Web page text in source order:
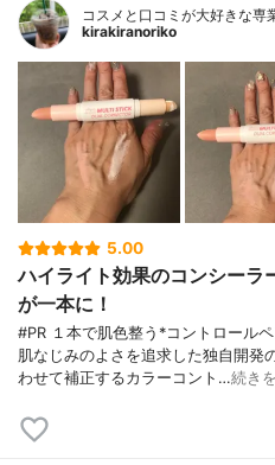
コスメと口コミが大好きな専
kirakiranoriko
5.00
ハイライト効果のコンシーラ
が一本に！
#PR １本で肌色整う*コントロール
肌なじみのよさを追求した独自開発
わせて補正するカラーコント…続き